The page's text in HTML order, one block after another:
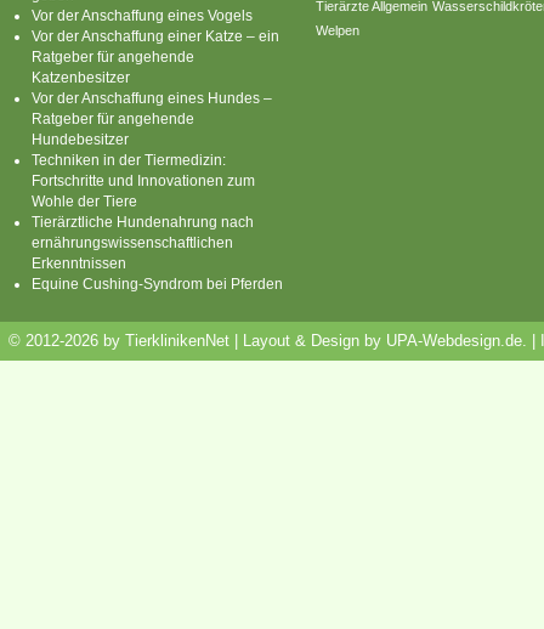
Vor der Anschaffung eines Vogels
Vor der Anschaffung einer Katze – ein
Ratgeber für angehende
Katzenbesitzer
Vor der Anschaffung eines Hundes –
Ratgeber für angehende
Hundebesitzer
Techniken in der Tiermedizin:
Fortschritte und Innovationen zum
Wohle der Tiere
Tierärztliche Hundenahrung nach
ernährungswissenschaftlichen
Erkenntnissen
Equine Cushing-Syndrom bei Pferden
Tierärzte Allgemein
Welpen
© 2012-2026 by TierklinikenNet | Layout & Design by UPA-Webdesign.de.